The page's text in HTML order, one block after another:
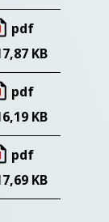
pdf
KB
pdf
KB
pdf
KB